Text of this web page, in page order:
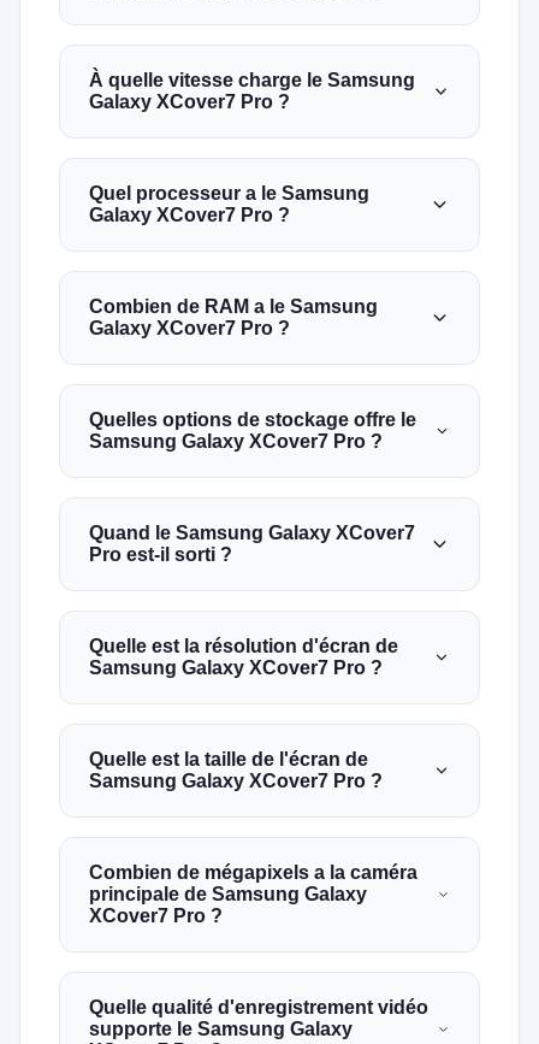
À quelle vitesse charge le Samsung
Galaxy XCover7 Pro ?
Quel processeur a le Samsung
Galaxy XCover7 Pro ?
Combien de RAM a le Samsung
Galaxy XCover7 Pro ?
Quelles options de stockage offre le
Samsung Galaxy XCover7 Pro ?
Quand le Samsung Galaxy XCover7
Pro est-il sorti ?
Quelle est la résolution d'écran de
Samsung Galaxy XCover7 Pro ?
Quelle est la taille de l'écran de
Samsung Galaxy XCover7 Pro ?
Combien de mégapixels a la caméra
principale de Samsung Galaxy
XCover7 Pro ?
Quelle qualité d'enregistrement vidéo
supporte le Samsung Galaxy